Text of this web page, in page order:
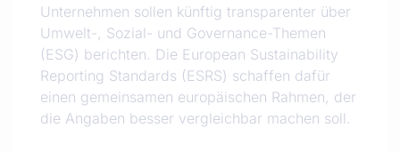
Unternehmen sollen künftig transparenter über
Umwelt-, Sozial- und Governance-Themen
(ESG) berichten. Die European Sustainability
Reporting Standards (ESRS) schaffen dafür
einen gemeinsamen europäischen Rahmen, der
die Angaben besser vergleichbar machen soll.